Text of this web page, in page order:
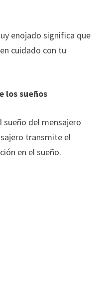
enojado significa que
cuidado con tu
los sueños
sueño del mensajero
transmite el
en el sueño.